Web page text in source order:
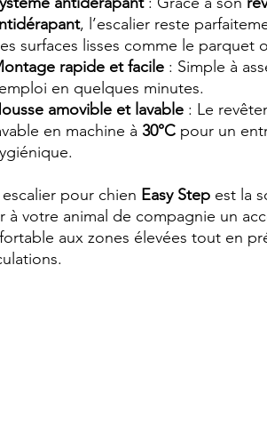
, l’escalier reste
surfaces lisses comme le parquet
rapide et facile : Simple à
en quelques minutes.
amovible et lavable : Le
en machine à 30°C pour un
pour chien Easy Step est la
à votre animal de compagnie un
aux zones élevées tout en